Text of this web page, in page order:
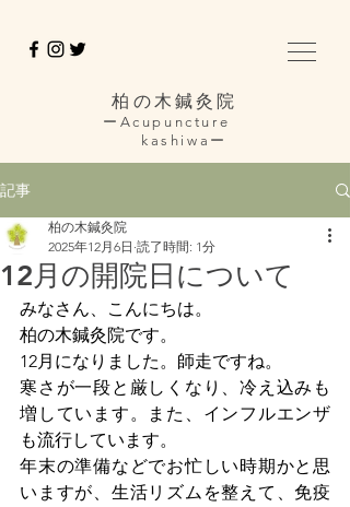
柏の木鍼灸院
ーAcupuncture
kashiwaー
記事
12月の開院日について
柏の木鍼灸院
2025年12月6日 読了時間: 1分
みなさん、こんにちは。
柏の木鍼灸院です。
12月になりました。師走ですね。
寒さが一段と厳しくなり、冷え込みも
増しています。また、インフルエンザ
も流行しています。
年末の準備などでお忙しい時期かと思
いますが、生活リズムを整えて、免疫